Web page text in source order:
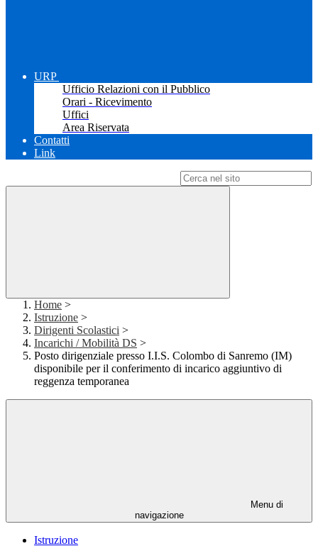
URP
Ufficio Relazioni con il Pubblico
Orari - Ricevimento
Uffici
Area Riservata
Contatti
Link
Home >
Istruzione >
Dirigenti Scolastici >
Incarichi / Mobilità DS >
Posto dirigenziale presso I.I.S. Colombo di Sanremo (IM)
disponibile per il conferimento di incarico aggiuntivo di
reggenza temporanea
Menu di
navigazione
Istruzione